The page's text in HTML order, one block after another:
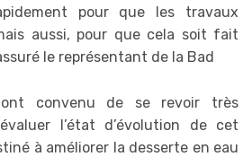
pour que les travaux
aussi, pour que cela soit fait
le représentant de la Bad
convenu de se revoir très
l’état d’évolution de cet
à améliorer la desserte en eau